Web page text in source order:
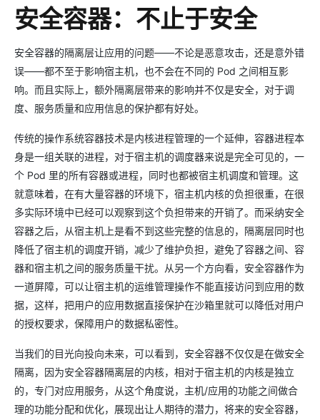
安全容器：不止于安全
安全容器的隔离层让应用的问题——不论是恶意攻击，还是意外错
误——都不至于影响宿主机，也不会在不同的 Pod 之间相互影
响。而且实际上，额外隔离层带来的影响并不仅是安全，对于调
度、服务质量和应用信息的保护都有好处。
传统的操作系统容器技术是内核进程管理的一个延伸，容器进程本
身是一组关联的进程，对于宿主机的调度器来说是完全可见的，一
个 Pod 里的所有容器或进程，同时也都被宿主机调度和管理。这
就意味着，在有大量容器的环境下，宿主机内核的负担很重，在很
多实际环境中已经可以观察到这个负担带来的开销了。而采纳安全
容器之后，从宿主机上是看不到这些完整的信息的，隔离层同时也
降低了宿主机的调度开销，减少了维护负担，避免了容器之间、容
器和宿主机之间的服务质量干扰。从另一个方向看，安全容器作为
一道屏障，可以让宿主机的运维管理操作不能直接访问到应用的数
据，这样，把用户的应用数据直接保护在沙箱里就可以降低对用户
的授权要求，保障用户的数据私密性。
当我们的目光向投向未来，可以看到，安全容器不仅仅是在做安全
隔离，因为安全容器隔离层的内核，相对于宿主机的内核是独立
的，专门对应用服务，从这个角度说，主机/应用的功能之间做合
理的功能分配和优化，展现出让人期待的潜力，将来的安全容器，